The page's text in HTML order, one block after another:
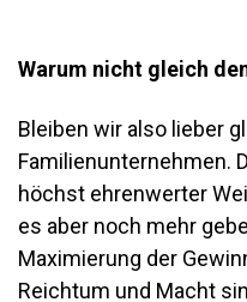
Warum nicht gleich
Bleiben wir also lieber
Familienunternehmen.
höchst ehrenwerter
es aber noch mehr
Maximierung der
Reichtum und Macht